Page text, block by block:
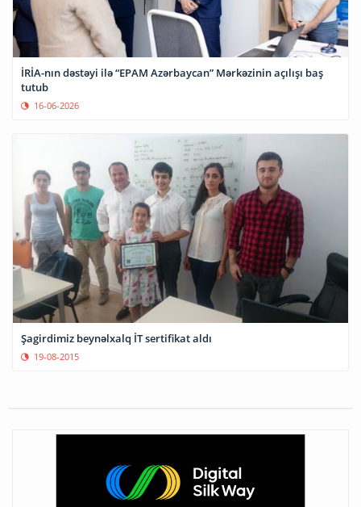
İRİA-nın dəstəyi ilə “EPAM Azərbaycan” Mərkəzinin açılışı baş
tutub
16-06-2026
Şagirdimiz beynəlxalq İT sertifikat aldı
19-08-2015